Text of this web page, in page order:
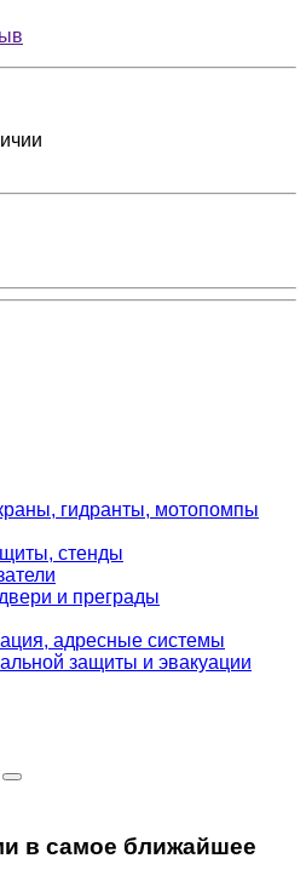
гидранты, мотопомпы
стенды
и преграды
адресные системы
защиты и эвакуации
в самое ближайшее